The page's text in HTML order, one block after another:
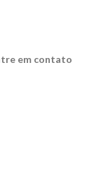
em contato